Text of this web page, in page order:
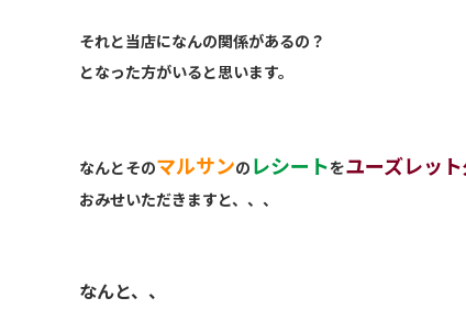
それと当店になんの関係があるの？
となった方がいると思います。
なんとそのマルサンの レシートをユーズレッ
おみせいただきますと、、、
なんと、、